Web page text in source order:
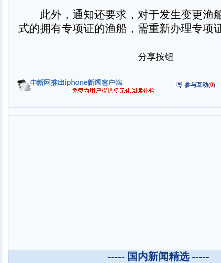
此外，通知还要求，对于发生变更渔
式的拥有专项证的渔船，需重新办理专项
分享按钮
参与互动(0)
----- 国内新闻精选 -----